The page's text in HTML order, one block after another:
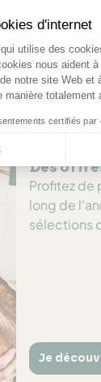
encore d'avis
Des
Profitez de
long de
sélections
Je